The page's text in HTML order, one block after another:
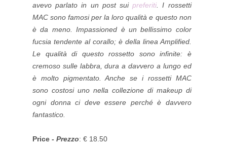
avevo parlato in un post suipreferiti . I rossetti
MAC sono famosi per la loro qualità e questo non
è da meno. Impassioned è un bellissimo color
fucsia tendente al corallo; è della linea Amplified.
Le qualità di questo rossetto sono infinite: è
cremoso sulle labbra, dura a davvero a lungo ed
è molto pigmentato. Anche se i rossetti MAC
sono costosi uno nella collezione di makeup di
ogni donna ci deve essere perché è davvero
fantastico.
Price - Prezzo: € 18.50